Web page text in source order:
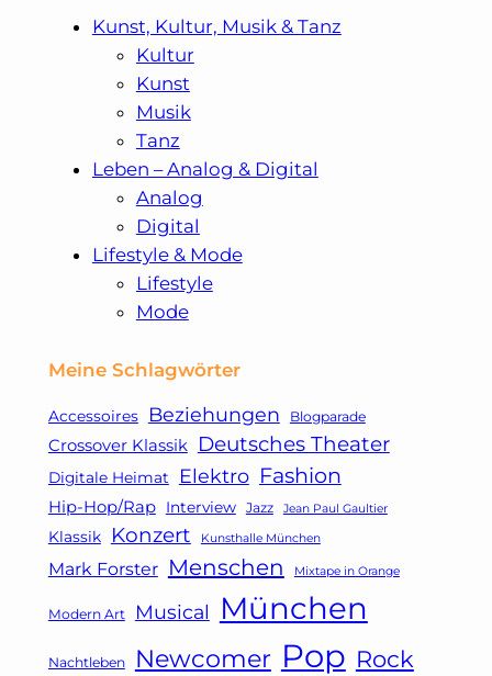
Kunst, Kultur, Musik & Tanz
Kultur
Kunst
Musik
Tanz
Leben – Analog & Digital
Analog
Digital
Lifestyle & Mode
Lifestyle
Mode
Meine Schlagwörter
Accessoires Beziehungen Blogparade
Crossover Klassik Deutsches Theater
Digitale Heimat Elektro Fashion
Hip-Hop/Rap Interview Jazz Jean Paul Gaultier
Klassik Konzert Kunsthalle München
Mark Forster Menschen Mixtape in Orange
Modern Art Musical München
Nachtleben Newcomer Pop Rock